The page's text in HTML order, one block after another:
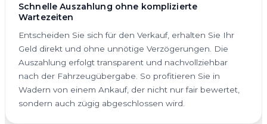
Schnelle Auszahlung ohne komplizierte
Wartezeiten
Entscheiden Sie sich für den Verkauf, erhalten Sie Ihr
Geld direkt und ohne unnötige Verzögerungen. Die
Auszahlung erfolgt transparent und nachvollziehbar
nach der Fahrzeugübergabe. So profitieren Sie in
Wadern von einem Ankauf, der nicht nur fair bewertet,
sondern auch zügig abgeschlossen wird.